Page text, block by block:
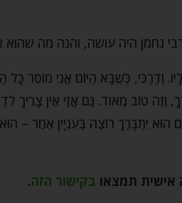
נחמן היה עושה, והנה מה שהוא
כְּשֶׁבָּא הַיּוֹם אֲנִי מוֹסֵר כָּל
וְזֶה טוֹב מְאֹוד. גַּם אֲזַי אֵין צָרִיךְ
יִתְבָּרַךְ רוֹצֶה בְּעִנְיָין אַחֵר –
אישית תמצאו בקישור הזה.